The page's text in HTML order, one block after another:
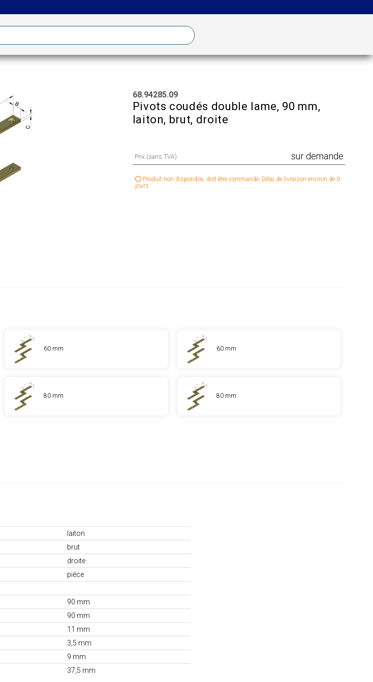
68.94285.09
Pivots coudés double lame, 90 mm,
laiton, brut, droite
Prix (sans TVA) sur demande
Produit non disponible, doit être commandé. Délai de livraison environ de 0
jours.
60 mm 60 mm
80 mm 80 mm
laiton
brut
droite
pièce
90 mm
90 mm
11 mm
3,5 mm
9 mm
37,5 mm